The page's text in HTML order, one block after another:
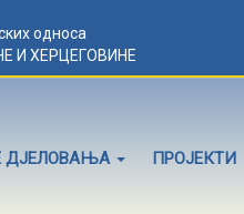
односа
И ХЕРЦЕГОВИНЕ
ДЈЕЛОВАЊА ПРОЈЕКТИ